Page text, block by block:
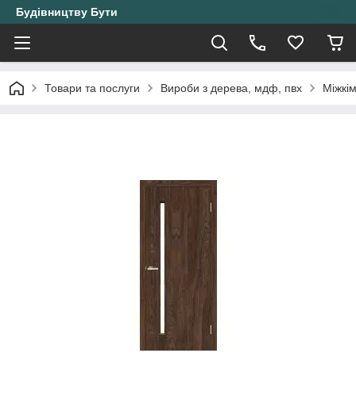
Будівництву Бути
Товари та послуги Вироби з дерева, мдф, пвх